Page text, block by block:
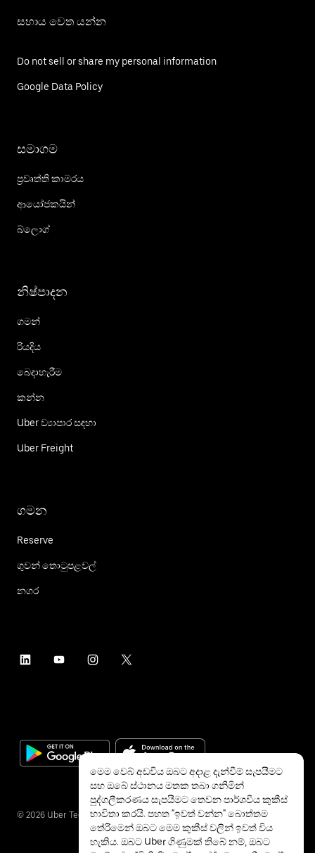
සහාය වෙත යන්න
Do not sell or share my personal information
Google Data Policy
සමාගම
ප්‍රවෘත්ති කාමරය
ආයෝජකයින්
බ්ලොග්
නිෂ්පාදන
ගමන්
රියදිය
බෙදාහැරීම
කන්න
Uber ව්‍යාපාර සඳහා
Uber Freight
ගමන
Reserve
ගුවන් තොටුපළවල්
නගර
© 2026 Uber Technologies Inc.
මෙම වෙබ් අඩවිය ඔබට අදාළ දැන්වීම් සැපයීමට
සහ ඔබේ ස්ථානය මතක තබා ගනිමින්
පුද්ගලීකරණය සැපයීමට තෙවන පාර්ශවීය කුකීස්
භාවිතා කරයි. පහත "ඉවත් වන්න" බොත්තම
තේරීමෙන් ඔබට මෙම කුකීස් වලින් ඉවත් විය
හැකිය. ඔබට Uber ගිණුමක් තිබේ නම්, ඔබට